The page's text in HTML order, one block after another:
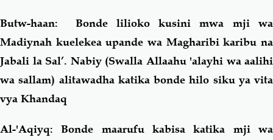
Butw-haan: Bonde lilioko kusini mwa mji wa
Madiynah kuelekea upande wa Magharibi karibu na
Jabali la Sal’. Nabiy (Swalla Allaahu 'alayhi wa aalihi
wa sallam) alitawadha katika bonde hilo siku ya vita
vya Khandaq
Al-'Aqiyq: Bonde maarufu kabisa katika mji wa